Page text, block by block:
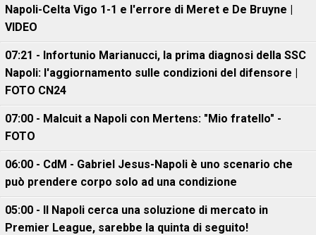
Napoli-Celta Vigo 1-1 e l'errore di Meret e De Bruyne |
VIDEO
07:21 - Infortunio Marianucci, la prima diagnosi della SSC
Napoli: l'aggiornamento sulle condizioni del difensore |
FOTO CN24
07:00 - Malcuit a Napoli con Mertens: "Mio fratello" -
FOTO
06:00 - CdM - Gabriel Jesus-Napoli è uno scenario che
può prendere corpo solo ad una condizione
05:00 - Il Napoli cerca una soluzione di mercato in
Premier League, sarebbe la quinta di seguito!